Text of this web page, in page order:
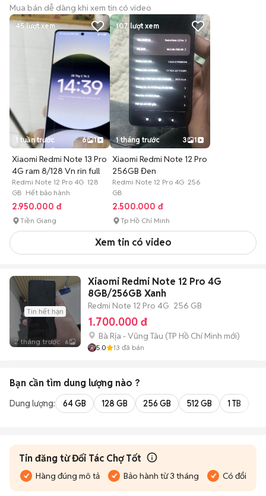
Mua bán dễ dàng khi xem tin có video
45lượt xem
1 tuần trước 6 1
Xiaomi Redmi Note 13 Pro
4G ram 8/128 Vn rin full
Redmi Note 12 Pro 4G 128
GB Hết bảo hành
2.950.000 đ
Tiền Giang
107 lượt xem
1 tháng trước 3 1
Xiaomi Redmi Note 12 Pro
256GB Đen
Redmi Note 12 Pro 4G 256
GB
2.500.000 đ
Tp Hồ Chí Minh
Xem tin có video
Tin hết hạn
2 tháng trước 6
Xiaomi Redmi Note 12 Pro 4G
8GB/256GB Xanh
Redmi Note 12 Pro 4G 256 GB
1.700.000 đ
Bà Rịa - Vũng Tàu (TP Hồ Chí Minh mới)
5.0 13 đã bán
Bạn cần tìm dung lượng nào ?
Dung lượng: 64 GB 128 GB 256 GB 512 GB 1 TB
Tin đăng từ Đối Tác Chợ Tốt
Hàng đúng mô tả Bảo hành từ 3 tháng Có đổi trả